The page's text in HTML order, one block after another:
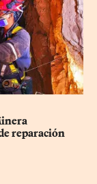
reparación